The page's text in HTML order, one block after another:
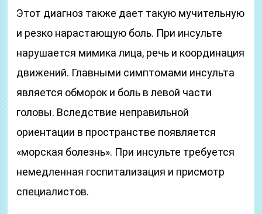
Этот диагноз также дает такую мучительную
и резко нарастающую боль. При инсульте
нарушается мимика лица, речь и координация
движений. Главными симптомами инсульта
является обморок и боль в левой части
головы. Вследствие неправильной
ориентации в пространстве появляется
«морская болезнь». При инсульте требуется
немедленная госпитализация и присмотр
специалистов.